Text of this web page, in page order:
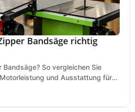
Bandsäge richtig
Bandsäge? So vergleichen Sie
und Ausstattung für